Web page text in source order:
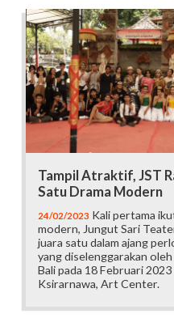
Tampil Atraktif, JST
Satu Drama Modern
24/02/2023 Kali pertama
modern, Jungut Sari
juara satu dalam ajang
yang diselenggarakan
Bali pada 18 Februari
Ksirarnawa, Art Center.